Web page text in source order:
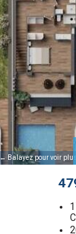
← Balayez pour voir